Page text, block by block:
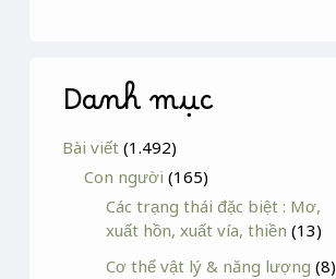
Danh mục
Bài viết (1.492)
Con người (165)
Các trạng thái đặc biệt : Mơ,
xuất hồn, xuất vía, thiền (13)
Cơ thể vật lý & năng lượng (8)